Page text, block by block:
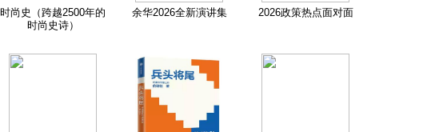
时尚史（跨越2500年的
时尚史诗）
余华2026全新演讲集 2026政策热点面对面